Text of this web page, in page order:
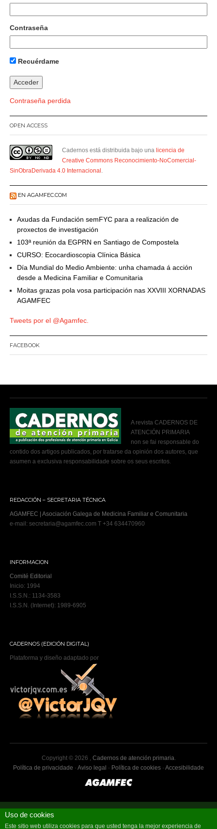
Contraseña
Recuérdame
Contraseña perdida
OPEN ACCESS
Cadernos está distribuida bajo una licencia de
Creative Commons Reconocimiento-NoComercial-
SinObraDerivada 4.0 Internacional .
EN AGAMFEC.COM
Axudas da Fundación semFYC para a realización de
proxectos de investigación
103ª reunión da EGPRN en Santiago de Compostela
CURSO: Ecocardioscopia Clínica Básica
Día Mundial do Medio Ambiente: unha chamada á acción
desde a Medicina Familiar e Comunitaria
Moitas grazas pola vosa participación nas XXVIII XORNADAS
AGAMFEC
Tweets por el @Agamfec.
FACEBOOK
A revista CADERNOS DE
ATENCIÓN PRIMARIA
non se fai responsable do
contido dos artigos publicados, por tratarse da opinión dos autores, que
asumen a exclusiva responsabilidade sobre os seus escritos.
REDACCIÓN – SECRETARIA TÉCNICA
AGAMFEC | Asociación Galega de Medicina Familiar e Comunitaria
e-mail: secretaria@agamfec.com T +34 634470960
INFORMACION
Comité Editorial
Inicio: 1994
I.S.S.N.: 1134-3583
I.S.S.N. (Internet): 1989-6905
CADERNOS (EDICIÓN DIGITAL)
Plataforma y diseño adaptado por
Copyright © 2026 , Cadernos de atención primaria.
Política de privacidade · Aviso legal · Política de cookies · Accesibilidade
Uso de cookies
Este sitio web utiliza cookies para que usted tenga la mejor experiencia de